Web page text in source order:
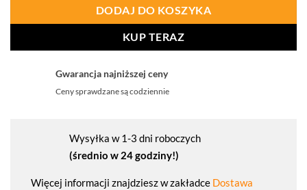
DODAJ DO KOSZYKA
KUP TERAZ
Gwarancja najniższej ceny
Ceny sprawdzane są codziennie
Wysyłka w 1-3 dni roboczych
(średnio w 24 godziny!)
Więcej informacji znajdziesz w zakładce Dostawa